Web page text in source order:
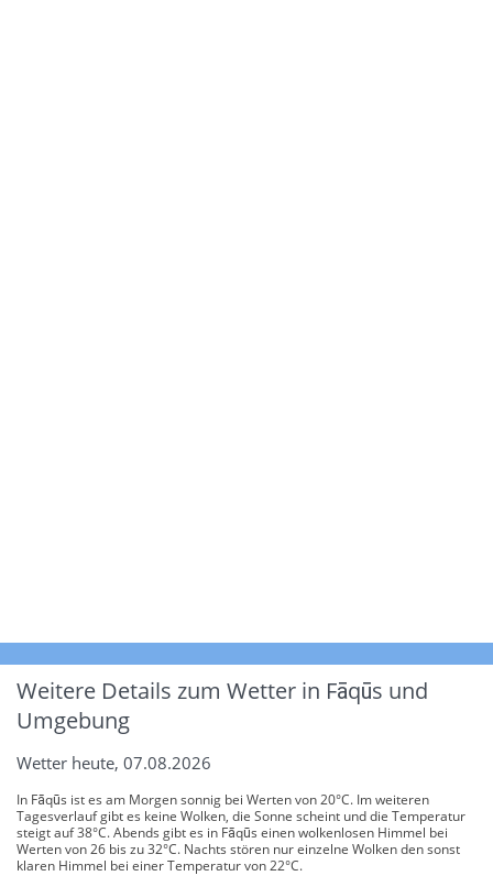
Weitere Details zum Wetter in Fāqūs und
Umgebung
Wetter heute, 07.08.2026
In Fāqūs ist es am Morgen sonnig bei Werten von 20°C. Im weiteren
Tagesverlauf gibt es keine Wolken, die Sonne scheint und die Temperatur
steigt auf 38°C. Abends gibt es in Fāqūs einen wolkenlosen Himmel bei
Werten von 26 bis zu 32°C. Nachts stören nur einzelne Wolken den sonst
klaren Himmel bei einer Temperatur von 22°C.